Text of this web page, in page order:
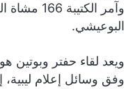
وآمر
البوعيشي.
وفق وسائل إعلام ليبية،